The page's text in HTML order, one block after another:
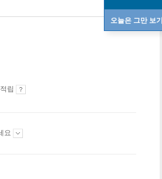
오늘은 그만 보기
립
요